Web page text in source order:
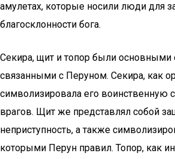
амулетах, которые носили люди для
благосклонности бога.
Секира, щит и топор были основными
связанными с Перуном. Секира, как
символизировала его воинственную
врагов. Щит же представлял собой
неприступность, а также
которыми Перун правил. Топор, как